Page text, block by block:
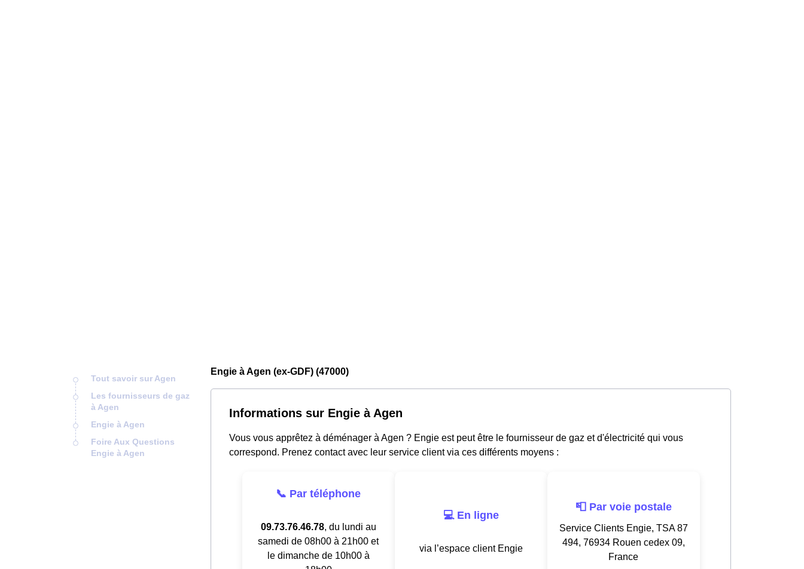
Tout savoir sur Agen
Les fournisseurs de gaz
à Agen
Engie à Agen
Foire Aux Questions
Engie à Agen
Engie à Agen (ex-GDF) (47000)
Informations sur Engie à Agen
Vous vous apprêtez à déménager à Agen ? Engie est peut être le fournisseur de gaz et d'électricité qui vous
correspond. Prenez contact avec leur service client via ces différents moyens :
📞 Par téléphone
09.73.76.46.78, du lundi au
samedi de 08h00 à 21h00 et
le dimanche de 10h00 à
💻 En ligne
via l’espace client Engie
📮 Par voie postale
Service Clients Engie, TSA 87
494, 76934 Rouen cedex 09,
France